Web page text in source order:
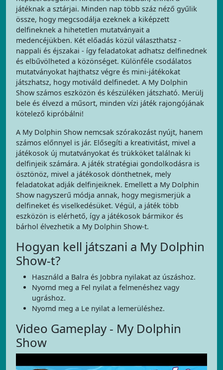
játéknak a sztárjai. Minden nap több száz néző gyűlik
össze, hogy megcsodálja ezeknek a kiképzett
delfineknek a hihetetlen mutatványait a
medencéjükben. Két előadás közül választhatsz -
nappali és éjszakai - így feladatokat adhatsz delfinednek
és elbűvölheted a közönséget. Különféle csodálatos
mutatványokat hajthatsz végre és mini-játékokat
játszhatsz, hogy motiváld delfinedet. A My Dolphin
Show számos eszközön és készüléken játszható. Merülj
bele és élvezd a műsort, minden vízi játék rajongójának
kötelező kipróbálni!
A My Dolphin Show nemcsak szórakozást nyújt, hanem
számos előnnyel is jár. Elősegíti a kreativitást, mivel a
játékosok új mutatványokat és trükköket találnak ki
delfinjeik számára. A játék stratégiai gondolkodásra is
ösztönöz, mivel a játékosok dönthetnek, mely
feladatokat adják delfinjeiknek. Emellett a My Dolphin
Show nagyszerű módja annak, hogy megismerjük a
delfineket és viselkedésüket. Végül, a játék több
eszközön is elérhető, így a játékosok bármikor és
bárhol élvezhetik a My Dolphin Show-t.
Hogyan kell játszani a My Dolphin
Show-t?
Használd a Balra és Jobbra nyilakat az úszáshoz.
Nyomd meg a Fel nyilat a felmenéshez vagy
ugráshoz.
Nyomd meg a Le nyilat a lemerüléshez.
Video Gameplay - My Dolphin
Show